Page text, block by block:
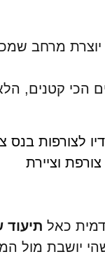
יוצרת מרחב
הכי
כאל תיעוד
יושבת מול